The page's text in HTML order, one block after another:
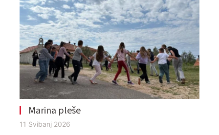
Marina pleše
11 Svibanj 2026